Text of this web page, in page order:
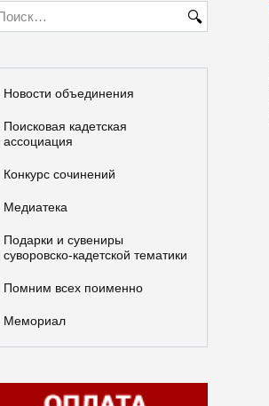
Новости объединения
Поисковая кадетская
ассоциация
Конкурс сочинений
Медиатека
Подарки и сувениры
суворовско-кадетской тематики
Помним всех поименно
Мемориал